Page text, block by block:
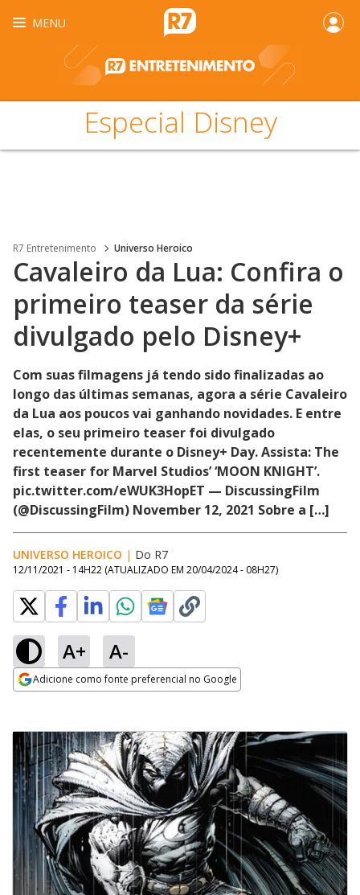
MENU
Especial Disney
R7 Entretenimento Universo Heroico
Cavaleiro da Lua: Confira o
primeiro teaser da série
divulgado pelo Disney+
Com suas filmagens já tendo sido finalizadas ao
longo das últimas semanas, agora a série Cavaleiro
da Lua aos poucos vai ganhando novidades. E entre
elas, o seu primeiro teaser foi divulgado
recentemente durante o Disney+ Day. Assista: The
first teaser for Marvel Studios’ ‘MOON KNIGHT’.
pic.twitter.com/eWUK3HopET — DiscussingFilm
(@DiscussingFilm) November 12, 2021 Sobre a […]
UNIVERSO HEROICO | Do R7
12/11/2021 - 14H22 (ATUALIZADO EM 20/04/2024 - 08H27)
A+ A-
Adicione como fonte preferencial no Google